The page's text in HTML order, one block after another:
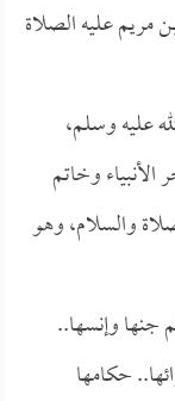
مريم عليه الصلاة
عليه وسلم،
وخاتم
والسلام، وهو
جنها وإنسها..
حكامها